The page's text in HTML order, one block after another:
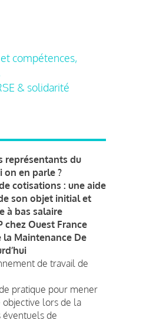
compétences,
& solidarité
représentants du
on en parle ?
cotisations : une aide
son objet initial et
à bas salaire
chez Ouest France
la Maintenance De
de travail de
pratique pour mener
lors de la
éventuels de